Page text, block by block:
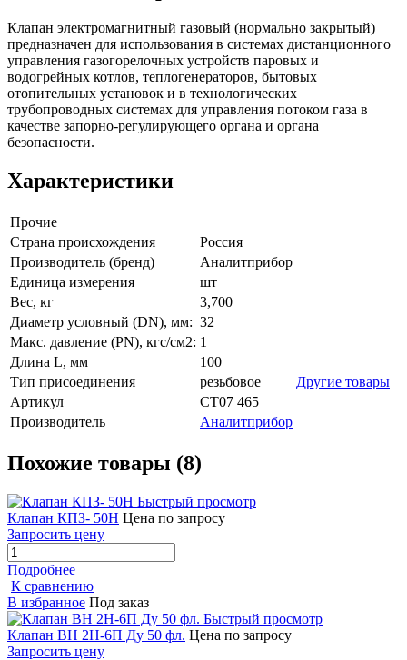
Клапан электромагнитный газовый (нормально закрытый)
предназначен для использования в системах дистанционного
управления газогорелочных устройств паровых и
водогрейных котлов, теплогенераторов, бытовых
отопительных установок и в технологических
трубопроводных системах для управления потоком газа в
качестве запорно-регулирующего органа и органа
безопасности.
Характеристики
Прочие
Страна происхождения
Россия
Производитель (бренд)
Аналитприбор
Единица измерения
шт
Вес, кг
3,700
Диаметр условный (DN), мм: 32
Макс. давление (PN), кгс/см2: 1
Длина L, мм
100
Тип присоединения
резьбовое
Другие товары
Артикул
СТ07 465
Производитель
Аналитприбор
Похожие товары (8)
Быстрый просмотр
Клапан КПЗ- 50Н Цена по запросу
Запросить цену
Подробнее
К сравнению
В избранное Под заказ
Быстрый просмотр
Клапан ВН 2Н-6П Ду 50 фл. Цена по запросу
Запросить цену